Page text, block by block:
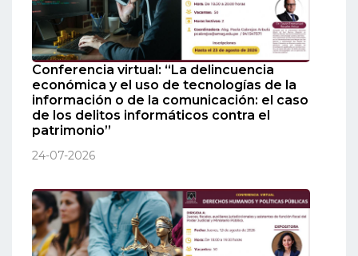
Conferencia virtual: “La delincuencia
económica y el uso de tecnologías de la
información o de la comunicación: el caso
de los delitos informáticos contra el
patrimonio”
24-07-2026